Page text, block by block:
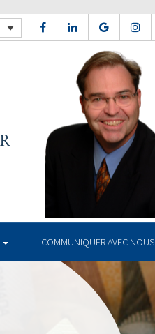
COMMUNIQUER AVEC NOUS